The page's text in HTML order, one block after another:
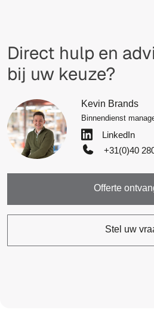
Direct hulp en
bij uw keuze?
Kevin Brands
Binnendienst
LinkedIn
+31(0)40
Offerte
Stel uw